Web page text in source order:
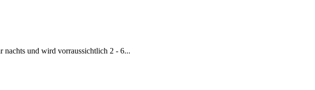
nachts und wird vorraussichtlich 2 - 6...